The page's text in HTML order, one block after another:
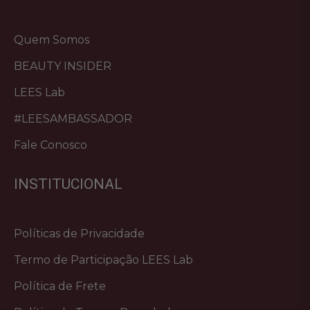
Quem Somos
BEAUTY INSIDER
LEES Lab
#LEESAMBASSADOR
Fale Conosco
INSTITUCIONAL
Políticas de Privacidade
Termo de Participação LEES Lab
Política de Frete